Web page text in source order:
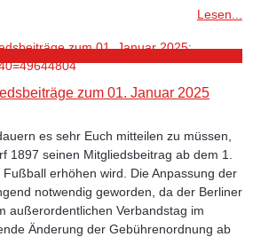
Lesen...
zum 01. Januar 2025
es sehr Euch mitteilen zu müssen,
1897 seinen Mitgliedsbeitrag ab dem 1.
erhöhen wird. Die Anpassung der
notwendig geworden, da der Berliner
außerordentlichen Verbandstag im
Änderung der Gebührenordnung ab